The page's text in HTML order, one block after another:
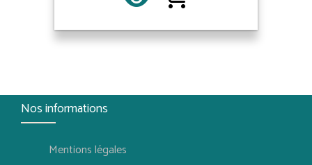
Nos informations
Mentions légales